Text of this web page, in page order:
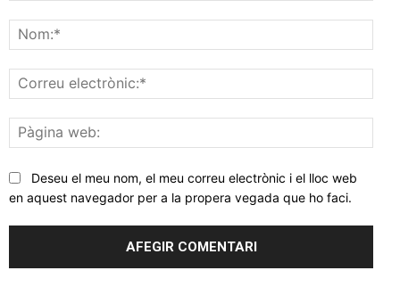
web:
Deseu el meu nom, el meu correu electrònic i el lloc web
en aquest navegador per a la propera vegada que ho faci.